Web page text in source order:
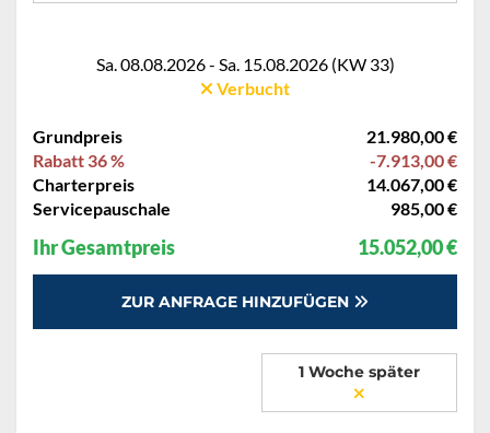
Sa. 08.08.2026 - Sa. 15.08.2026 (KW 33)
Verbucht
Grundpreis
21.980,00 €
Rabatt 36 %
-7.913,00 €
Charterpreis
14.067,00 €
Servicepauschale
985,00 €
Ihr Gesamtpreis 15.052,00 €
ZUR ANFRAGE HINZUFÜGEN
1 Woche später